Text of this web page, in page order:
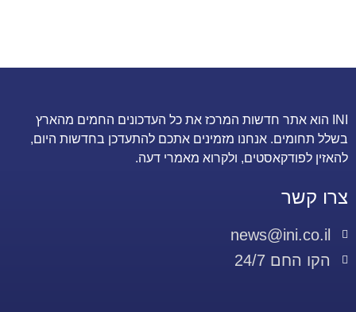
INI הוא אתר חדשות המרכז את כל העדכונים החמים מהארץ
בשלל תחומים. אנחנו מזמינים אתכם להתעדכן בחדשות היום,
להאזין לפודקאסטים, ולקרוא מאמרי דעה.
צרו קשר
news@ini.co.il
הקו החם 24/7